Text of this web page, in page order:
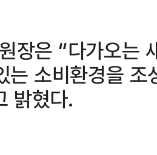
장은 “다가오는
는 소비환경을
밝혔다.